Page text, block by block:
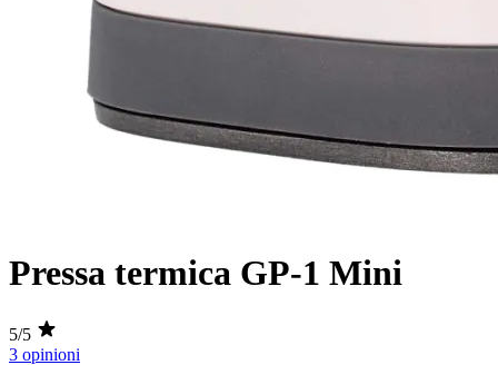
Pressa termica GP-1 Mini
5/5
3 opinioni